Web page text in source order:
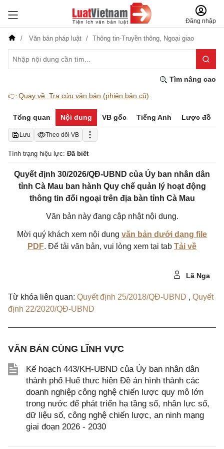
Đăng nhập
Văn bản pháp luật Thông tin-Truyền thông, Ngoại giao
Tìm nâng cao
👉 Quay về: Tra cứu văn bản (phiên bản cũ)
Tổng quan Nội dung VB gốc Tiếng Anh Lược đồ
Lưu Theo dõi VB
Tình trạng hiệu lực: Đã biết
Quyết định 30/2026/QĐ-UBND của Ủy ban nhân dân
tỉnh Cà Mau ban hành Quy chế quản lý hoạt động
thông tin đối ngoại trên địa bàn tỉnh Cà Mau
Văn bản này đang cập nhật nội dung.
Mời quý khách xem nội dung văn bản dưới dạng file
PDF. Để tải văn bản, vui lòng xem tại tab Tải về
Lã Nga
Từ khóa liên quan: Quyết định 25/2018/QĐ-UBND , Quyết
định 22/2020/QĐ-UBND
VĂN BẢN CÙNG LĨNH VỰC
Kế hoạch 443/KH-UBND của Ủy ban nhân dân
thành phố Huế thực hiện Đề án hình thành các
doanh nghiệp công nghệ chiến lược quy mô lớn
trong nước để phát triển hạ tầng số, nhân lực số,
dữ liệu số, công nghệ chiến lược, an ninh mạng
giai đoạn 2026 - 2030